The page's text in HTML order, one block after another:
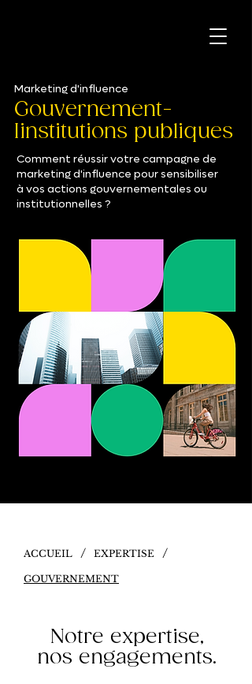
Marketing d'influence
Gouvernement-
Iinstitutions publiques
Comment réussir votre campagne de
marketing d'influence pour sensibiliser
à vos actions gouvernementales ou
institutionnelles ?
ACCUEIL / EXPERTISE /
GOUVERNEMENT
Notre expertise,
nos engagements.